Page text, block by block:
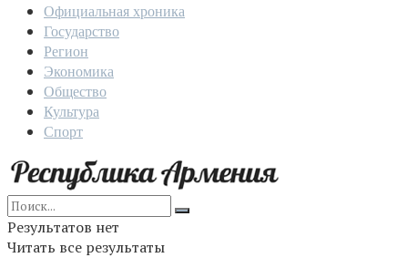
Официальная хроника
Государство
Регион
Экономика
Общество
Культура
Спорт
Результатов нет
Читать все результаты